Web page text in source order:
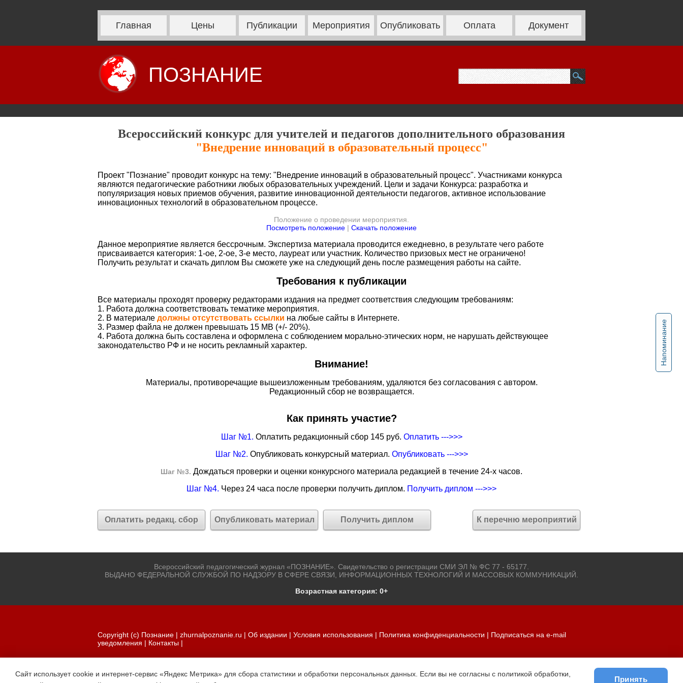
Главная Цены Публикации Мероприятия Опубликовать Оплата Документ
ПОЗНАНИЕ
Напоминание
Всероссийский конкурс для учителей и педагогов дополнительного образования
"Внедрение инноваций в образовательный процесс"
Проект "Познание" проводит конкурс на тему: "Внедрение инноваций в образовательный процесс". Участниками конкурса
являются педагогические работники любых образовательных учреждений. Цели и задачи Конкурса: разработка и
популяризация новых приемов обучения, развитие инновационной деятельности педагогов, активное использование
инновационных технологий в образовательном процессе.
Положение о проведении мероприятия.
Посмотреть положение | Скачать положение
Данное мероприятие является бессрочным. Экспертиза материала проводится ежедневно, в результате чего работе
присваивается категория: 1-ое, 2-ое, 3-е место, лауреат или участник. Количество призовых мест не ограничено!
Получить результат и скачать диплом Вы сможете уже на следующий день после размещения работы на сайте.
Требования к публикации
Все материалы проходят проверку редакторами издания на предмет соответствия следующим требованиям:
1. Работа должна соответствовать тематике мероприятия.
2. В материале должны отсутствовать ссылки на любые сайты в Интернете.
3. Размер файла не должен превышать 15 MB (+/- 20%).
4. Работа должна быть составлена и оформлена с соблюдением морально-этических норм, не нарушать действующее
законодательство РФ и не носить рекламный характер.
Внимание!
Материалы, противоречащие вышеизложенным требованиям, удаляются без согласования с автором.
Редакционный сбор не возвращается.
Как принять участие?
Шаг №1. Оплатить редакционный сбор 145 руб. Оплатить --->>>
Шаг №2. Опубликовать конкурсный материал. Опубликовать --->>>
Шаг №3. Дождаться проверки и оценки конкурсного материала редакцией в течение 24-х часов.
Шаг №4. Через 24 часа после проверки получить диплом. Получить диплом --->>>
Оплатить редакц. сбор Опубликовать материал Получить диплом К перечню мероприятий
Всероссийский педагогический журнал «ПОЗНАНИЕ». Свидетельство о регистрации СМИ ЭЛ № ФС 77 - 65177.
ВЫДАНО ФЕДЕРАЛЬНОЙ СЛУЖБОЙ ПО НАДЗОРУ В СФЕРЕ СВЯЗИ, ИНФОРМАЦИОННЫХ ТЕХНОЛОГИЙ И МАССОВЫХ КОММУНИКАЦИЙ.
Возрастная категория: 0+
Copyright (c) Познание | zhurnalpoznanie.ru | Об издании | Условия использования | Политика конфиденциальности | Подписаться на e-mail
уведомления | Контакты |
Сайт использует cookie и интернет-сервис «Яндекс Метрика» для сбора статистики и обработки персональных данных. Если вы не согласны с политикой обработки,
Принять